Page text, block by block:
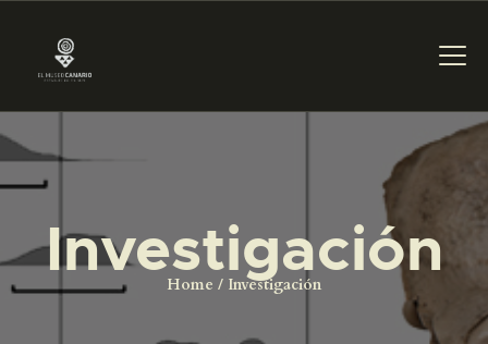
Investigación
Home Investigación
ACTIVIDADES
█